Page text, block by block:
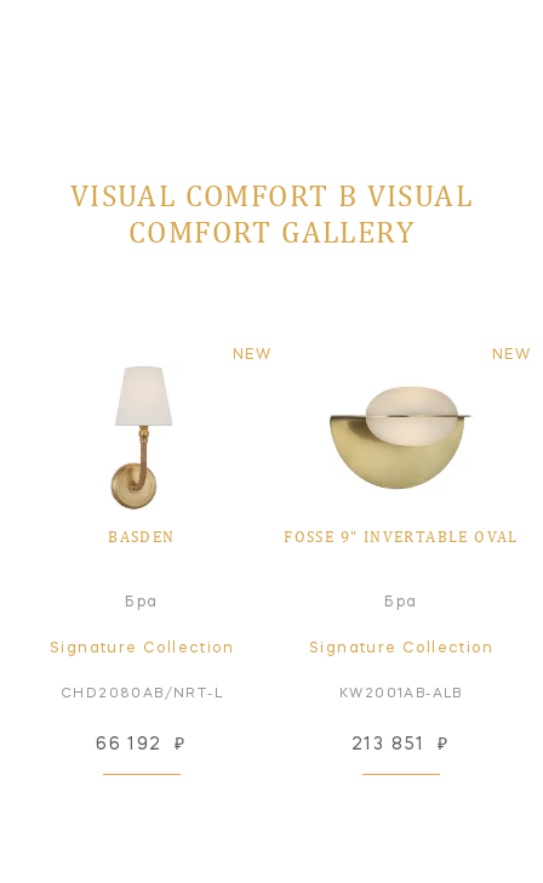
VISUAL COMFORT В VISUAL
COMFORT GALLERY
NEW
BASDEN
Бра
Signature Collection
CHD2080AB/NRT-L
66 192 ₽
NEW
FOSSE 9" INVERTABLE OVAL
Бра
Signature Collection
KW2001AB-ALB
213 851 ₽